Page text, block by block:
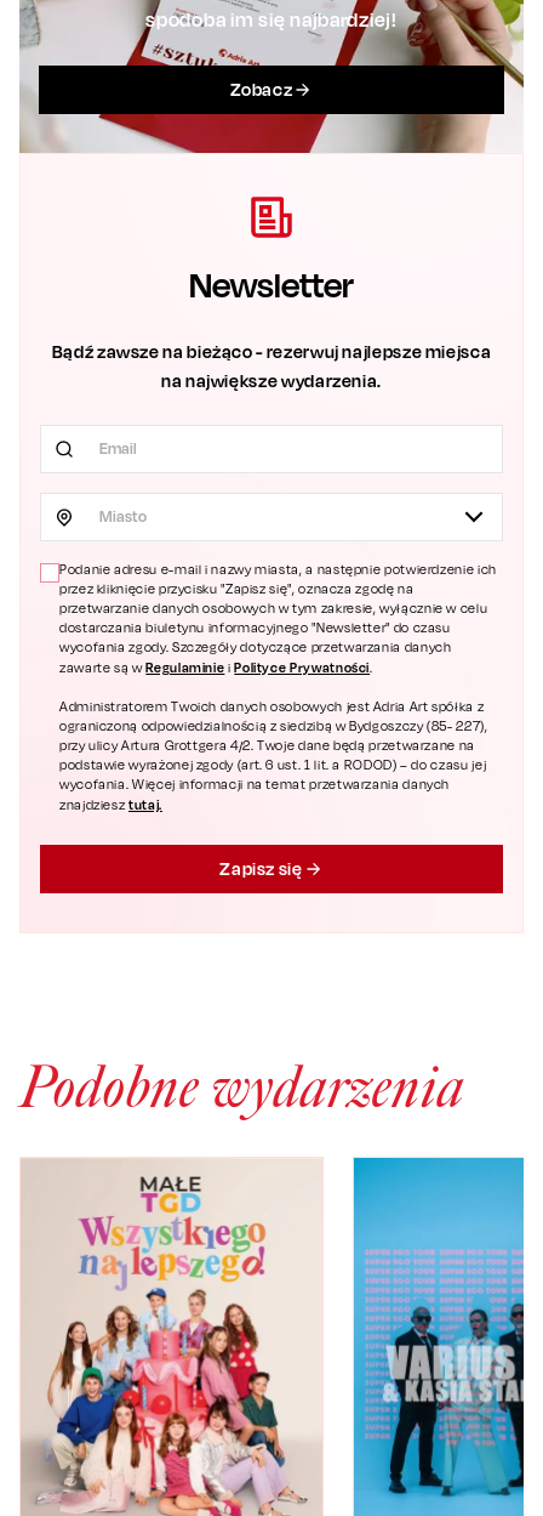
spodoba im się najbardziej!
Zobacz
Newsletter
Bądź zawsze na bieżąco - rezerwuj najlepsze miejsca
na największe wydarzenia.
Miasto
Podanie adresu e-mail i nazwy miasta, a następnie potwierdzenie ich
przez kliknięcie przycisku "Zapisz się", oznacza zgodę na
przetwarzanie danych osobowych w tym zakresie, wyłącznie w celu
dostarczania biuletynu informacyjnego "Newsletter" do czasu
wycofania zgody. Szczegóły dotyczące przetwarzania danych
zawarte są wRegulaminie iPolityce Prywatności.
Administratorem Twoich danych osobowych jest Adria Art spółka z
ograniczoną odpowiedzialnością z siedzibą w Bydgoszczy (85- 227),
przy ulicy Artura Grottgera 4/2. Twoje dane będą przetwarzane na
podstawie wyrażonej zgody (art. 6 ust. 1 lit. a RODOD) – do czasu jej
wycofania. Więcej informacji na temat przetwarzania danych
znajdziesztutaj.
Zapisz się
Podobne wydarzenia